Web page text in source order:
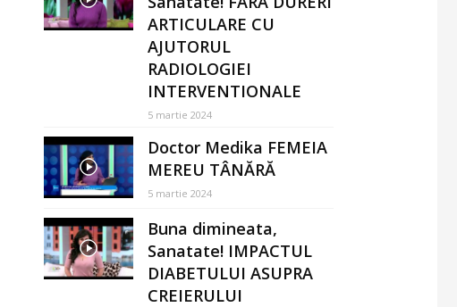
ARTICULARE CU
AJUTORUL
RADIOLOGIEI
INTERVENTIONALE
5 martie 2024
Doctor Medika FEMEIA
MEREU TÂNĂRĂ
5 martie 2024
Buna dimineata,
Sanatate! IMPACTUL
DIABETULUI ASUPRA
CREIERULUI